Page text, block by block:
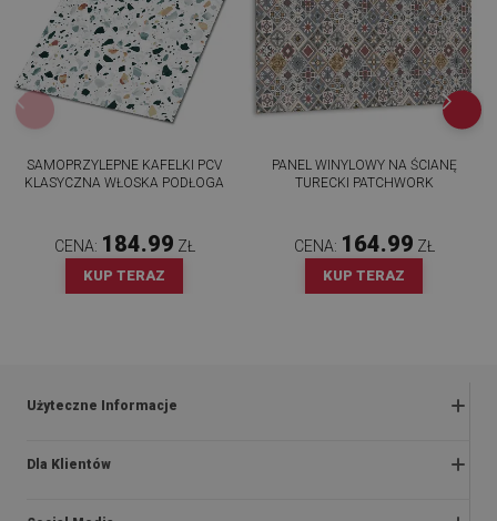
SAMOPRZYLEPNE KAFELKI PCV
KLASYCZNA WŁOSKA PODŁOGA
CENA: 184.99 ZŁ
KUP TERAZ
PANEL WINYLOWY NA ŚCIANĘ
TURECKI PATCHWORK
CENA: 164.99 ZŁ
KUP TERAZ
Użyteczne Informacje
Zwroty i reklamacje
Polityka prywatności i cookies
Dla Klientów
O nas